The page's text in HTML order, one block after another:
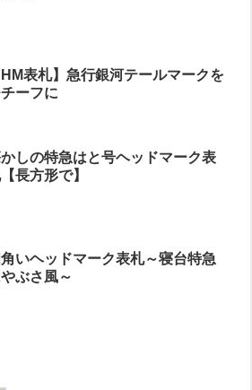
HM表札】急行銀河テールマークを
ーフに
しの特急はと号ヘッドマーク表
長方形で】
角いヘッドマーク表札～寝台特急
ぶさ風～